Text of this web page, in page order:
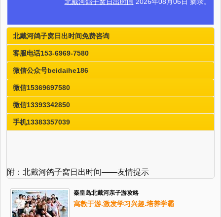
北戴河鸽子窝日出时间免费咨询
客服电话153-6969-7580
微信公众号beidaihe186
微信15369697580
微信13393342850
手机13383357039
附：北戴河鸽子窝日出时间——友情提示
秦皇岛北戴河亲子游攻略
寓教于游.激发学习兴趣.培养学霸